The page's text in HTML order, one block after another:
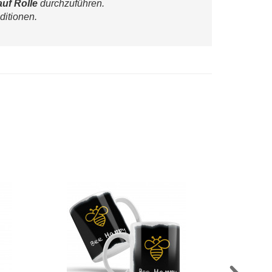
Rolle durchzuführen.
Visitenkarte "Black &
AUSWÄHLEN